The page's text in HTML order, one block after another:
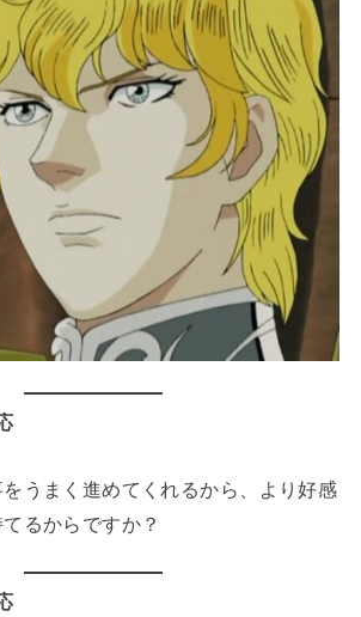
うまく進めてくれるから、より好感
るからですか？